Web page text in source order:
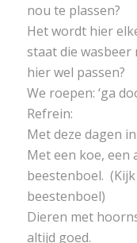
nou te plassen?
Het wordt hier
staat die wasbeer
hier wel passen?
We roepen: ‘ga
Refrein:
Met deze dagen
Met een koe, een
beestenboel.
beestenboel)
Dieren met
altijd goed.